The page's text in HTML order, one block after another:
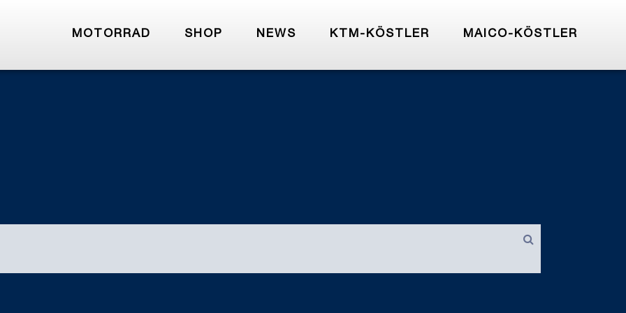
MOTORRAD SHOP NEWS KTM-KÖSTLER MAICO-KÖSTLER